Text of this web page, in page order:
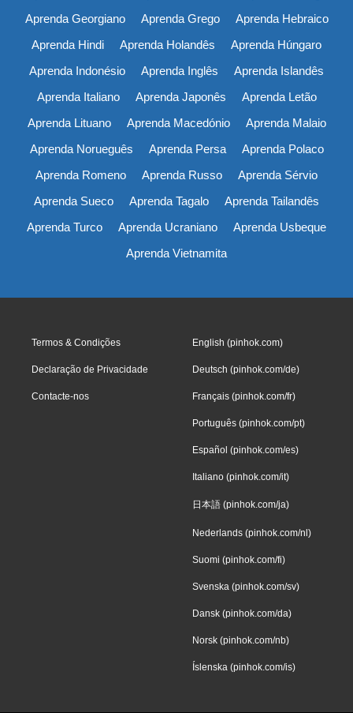
Aprenda Georgiano
Aprenda Grego
Aprenda Hebraico
Aprenda Hindi
Aprenda Holandês
Aprenda Húngaro
Aprenda Indonésio
Aprenda Inglês
Aprenda Islandês
Aprenda Italiano
Aprenda Japonês
Aprenda Letão
Aprenda Lituano
Aprenda Macedónio
Aprenda Malaio
Aprenda Norueguês
Aprenda Persa
Aprenda Polaco
Aprenda Romeno
Aprenda Russo
Aprenda Sérvio
Aprenda Sueco
Aprenda Tagalo
Aprenda Tailandês
Aprenda Turco
Aprenda Ucraniano
Aprenda Usbeque
Aprenda Vietnamita
Termos & Condições
Declaração de Privacidade
Contacte-nos
English (pinhok.com)
Deutsch (pinhok.com/de)
Français (pinhok.com/fr)
Português (pinhok.com/pt)
Español (pinhok.com/es)
Italiano (pinhok.com/it)
日本語 (pinhok.com/ja)
Nederlands (pinhok.com/nl)
Suomi (pinhok.com/fi)
Svenska (pinhok.com/sv)
Dansk (pinhok.com/da)
Norsk (pinhok.com/nb)
Íslenska (pinhok.com/is)